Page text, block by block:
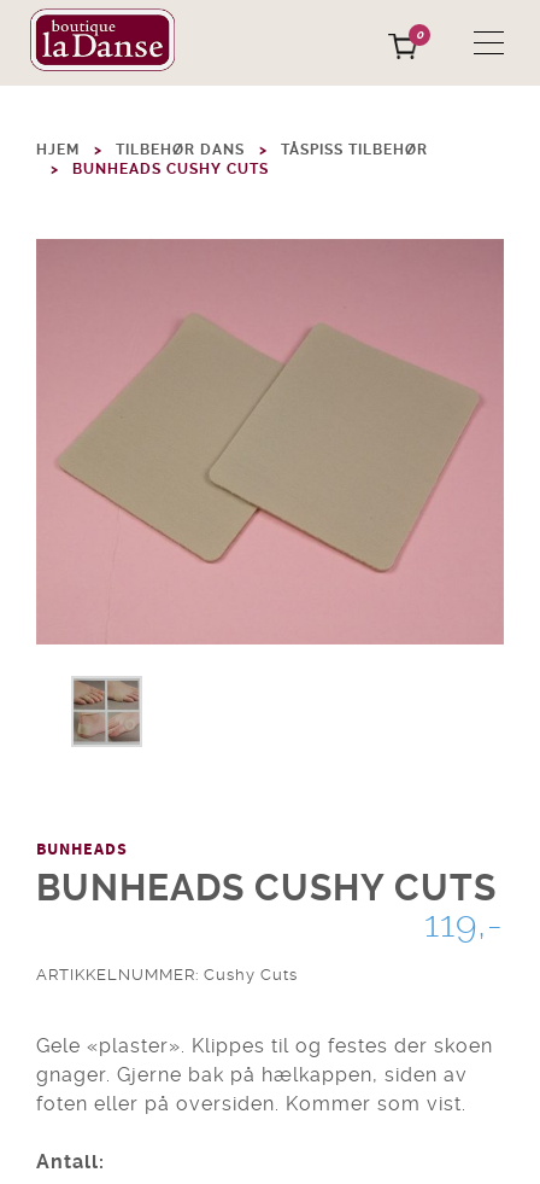
0
HJEM TILBEHØR DANS
TÅSPISS TILBEHØR
BUNHEADS CUSHY CUTS
BUNHEADS
BUNHEADS CUSHY CUTS
119,-
ARTIKKELNUMMER: Cushy Cuts
Gele «plaster». Klippes til og festes der skoen
gnager. Gjerne bak på hælkappen, siden av
foten eller på oversiden. Kommer som vist.
Antall: